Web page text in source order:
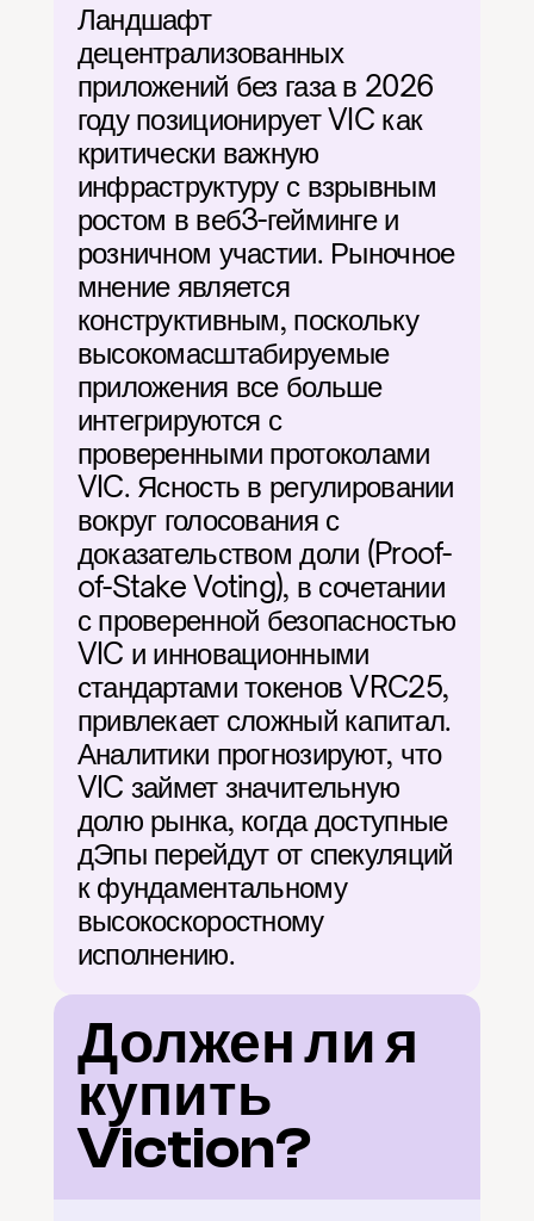
Ландшафт
децентрализованных
приложений без газа в 2026
году позиционирует VIC как
критически важную
инфраструктуру с взрывным
ростом в веб3-гейминге и
розничном участии. Рыночное
мнение является
конструктивным, поскольку
высокомасштабируемые
приложения все больше
интегрируются с
проверенными протоколами
VIC. Ясность в регулировании
вокруг голосования с
доказательством доли (Proof-
of-Stake Voting), в сочетании
с проверенной безопасностью
VIC и инновационными
стандартами токенов VRC25,
привлекает сложный капитал.
Аналитики прогнозируют, что
VIC займет значительную
долю рынка, когда доступные
дЭпы перейдут от спекуляций
к фундаментальному
высокоскоростному
исполнению.
Должен ли я
купить
Viction?